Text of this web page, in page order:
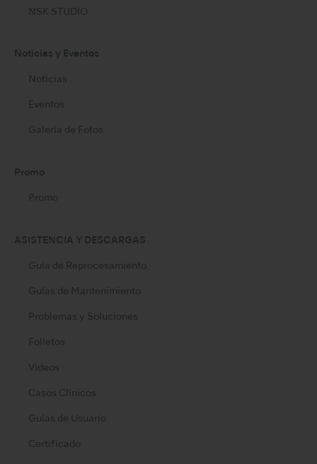
NSK STUDIO
Noticias y Eventos
Noticias
Eventos
Galería de Fotos
Promo
Promo
ASISTENCIA Y DESCARGAS
Guía de Reprocesamiento
Guías de Mantenimiento
Problemas y Soluciones
Folletos
Videos
Casos Clínicos
Guías de Usuario
Certificado